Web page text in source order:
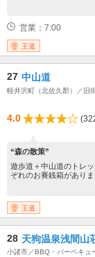
営業：7:00
王道
27 中山道
軽井沢町（北佐久郡）／旧
4.0
“森の散策”
遊歩道＋中山道のトレ
ぞれのお賽銭箱がありま
王道
28 天狗温泉浅間山
小諸市／BBQ・バーベキュ